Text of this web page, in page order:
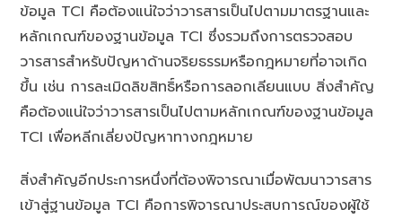
ข้อมูล TCI คือต้องแน่ใจว่าวารสารเป็นไปตามมาตรฐานและ
หลักเกณฑ์ของฐานข้อมูล TCI ซึ่งรวมถึงการตรวจสอบ
วารสารสำหรับปัญหาด้านจริยธรรมหรือกฎหมายที่อาจเกิด
ขึ้น เช่น การละเมิดลิขสิทธิ์หรือการลอกเลียนแบบ สิ่งสำคัญ
คือต้องแน่ใจว่าวารสารเป็นไปตามหลักเกณฑ์ของฐานข้อมูล
TCI เพื่อหลีกเลี่ยงปัญหาทางกฎหมาย
สิ่งสำคัญอีกประการหนึ่งที่ต้องพิจารณาเมื่อพัฒนาวารสาร
เข้าสู่ฐานข้อมูล TCI คือการพิจารณาประสบการณ์ของผู้ใช้